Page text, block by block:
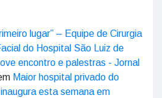
lugar” – Equipe de Cirurgia
do Hospital São Luiz de
encontro e palestras - Jornal
Maior hospital privado do
esta semana em